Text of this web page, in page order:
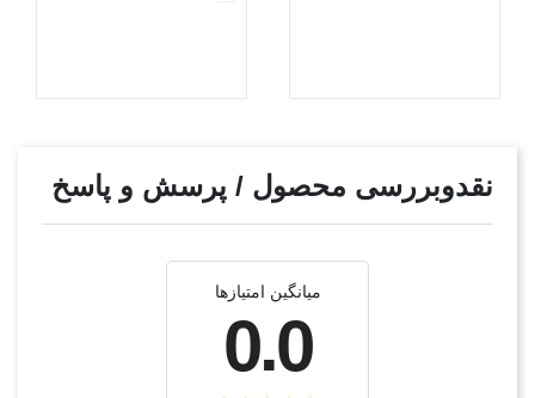
نقدوبررسی محصول / پرسش و پاسخ
میانگین امتیازها
0.0